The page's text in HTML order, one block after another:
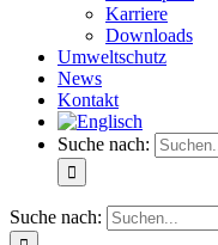
Karriere
Downloads
Umweltschutz
News
Kontakt
Suche nach:
Suche nach: